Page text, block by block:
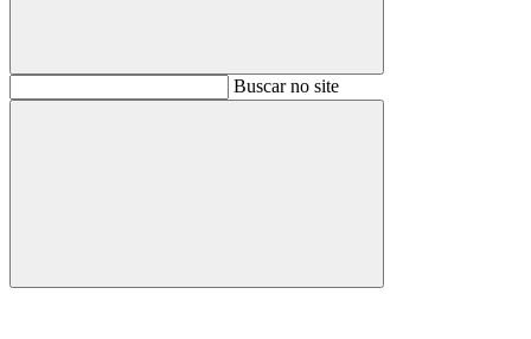
BuscarBuscar no site
Buscar